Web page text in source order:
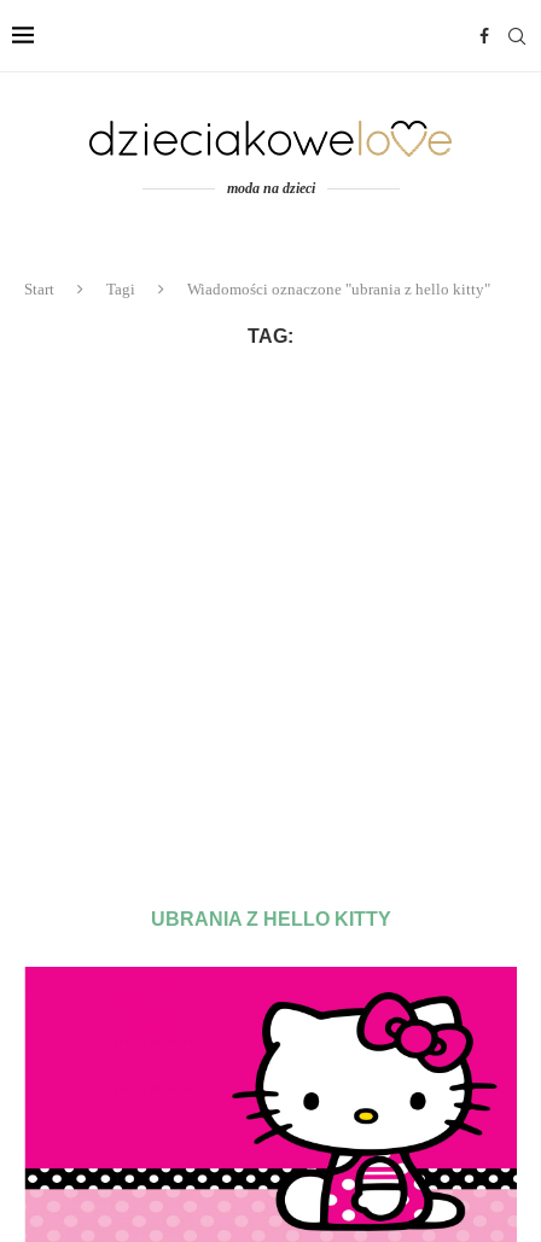
moda na dzieci
Start Tagi Wiadomości oznaczone "ubrania z hello kitty"
TAG:
UBRANIA Z HELLO KITTY